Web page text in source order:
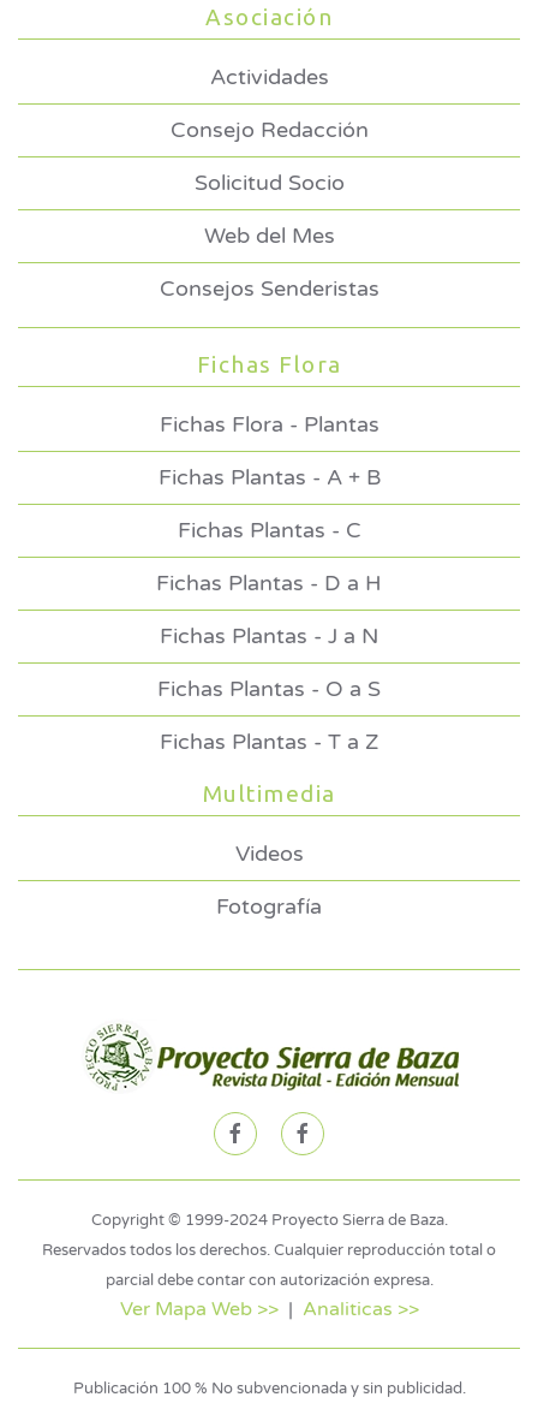
Asociación
Actividades
Consejo Redacción
Solicitud Socio
Web del Mes
Consejos Senderistas
Fichas Flora
Fichas Flora - Plantas
Fichas Plantas - A + B
Fichas Plantas - C
Fichas Plantas - D a H
Fichas Plantas - J a N
Fichas Plantas - O a S
Fichas Plantas - T a Z
Multimedia
Videos
Fotografía
Copyright © 1999-2024 Proyecto Sierra de Baza.
Reservados todos los derechos. Cualquier reproducción total o
parcial debe contar con autorización expresa.
Ver Mapa Web >>| Analiticas >>
Publicación 100 % No subvencionada y sin publicidad.